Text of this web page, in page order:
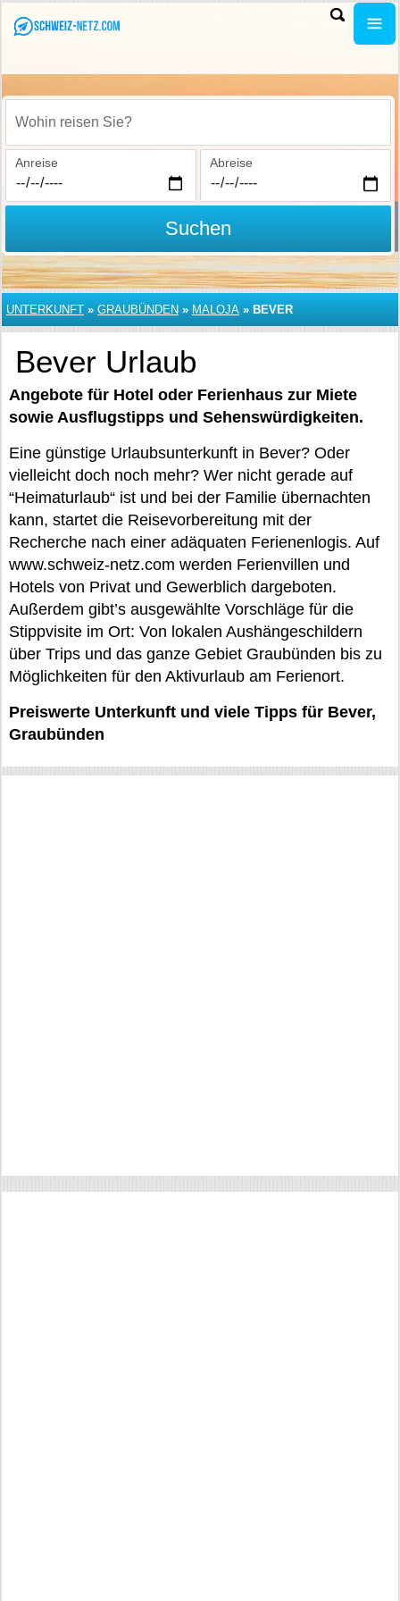
Wohin reisen Sie?
Anreise Abreise
Suchen
UNTERKUNFT » GRAUBÜNDEN » MALOJA » BEVER
Bever Urlaub
Angebote für Hotel oder Ferienhaus zur Miete
sowie Ausflugstipps und Sehenswürdigkeiten.
Eine günstige Urlaubsunterkunft in Bever? Oder
vielleicht doch noch mehr? Wer nicht gerade auf
“Heimaturlaub“ ist und bei der Familie übernachten
kann, startet die Reisevorbereitung mit der
Recherche nach einer adäquaten Ferienenlogis. Auf
www.schweiz-netz.com werden Ferienvillen und
Hotels von Privat und Gewerblich dargeboten.
Außerdem gibt’s ausgewählte Vorschläge für die
Stippvisite im Ort: Von lokalen Aushängeschildern
über Trips und das ganze Gebiet Graubünden bis zu
Möglichkeiten für den Aktivurlaub am Ferienort.
Preiswerte Unterkunft und viele Tipps für Bever,
Graubünden